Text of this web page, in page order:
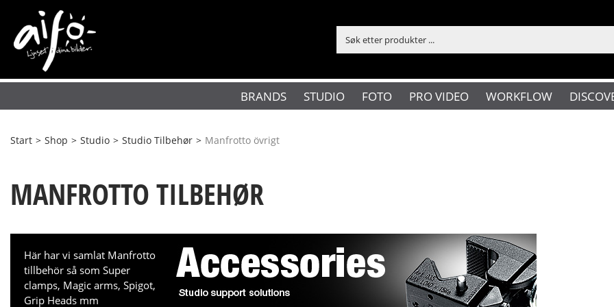
BRANDS STUDIO FOTO PRO VIDEO WORKFLOW
Start > Shop > Studio > Studio Tilbehør > Manfrotto övrigt
MANFROTTO TILBEHØR
Här har vi samlat Manfrotto
tillbehör så som Super
clamps, Magic arms, Spigot,
Grip Heads mm